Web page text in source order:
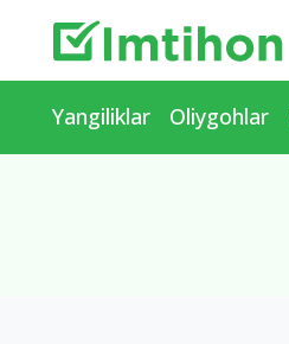
Yangiliklar Oliygohlar